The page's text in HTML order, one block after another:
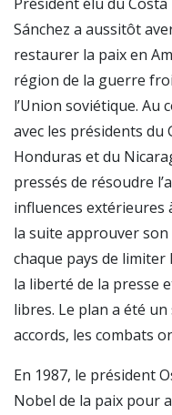
Sánchez a aussitôt
restaurer la paix en
région de la guerre
l’Union soviétique. Au
avec les présidents du
Honduras et du
pressés de résoudre
influences extérieures
la suite approuver son
chaque pays de limiter
la liberté de la presse
libres. Le plan a été
accords, les combats
En 1987, le président
Nobel de la paix pour